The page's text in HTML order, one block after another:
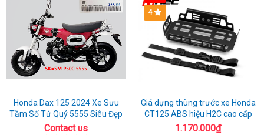
Honda Dax 125 2024 Xe Sưu
Tầm Số Tứ Quý 5555 Siêu Đẹp
Contact us
4
Giá dựng thùng trước xe Honda
CT125 ABS hiệu H2C cao cấp
1.170.000₫